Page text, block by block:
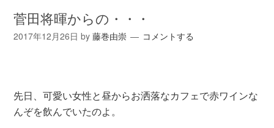
菅田将暉からの・・・
2017年12月26日 by藤巻由崇 コメントする
先日、可愛い女性と昼からお洒落なカフェで赤ワインな
んぞを飲んでいたのよ。